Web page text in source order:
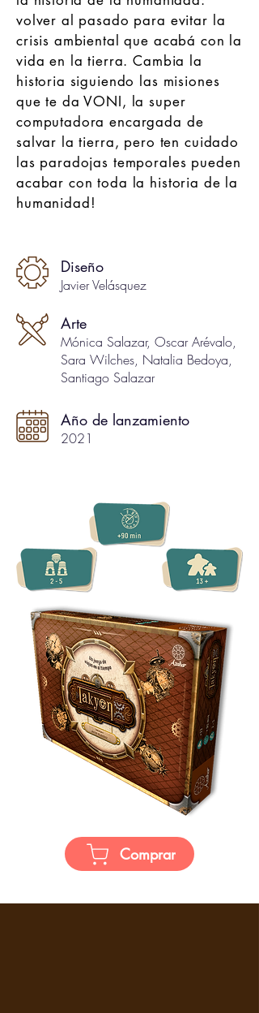
volver al pasado para evitar la
crisis ambiental que acabá con la
vida en la tierra. Cambia la
historia siguiendo las misiones
que te da VONI, la super
computadora encargada de
salvar la tierra, pero ten cuidado
las paradojas temporales pueden
acabar con toda la historia de la
humanidad!
Diseño
Javier Velásquez
Arte
Mónica Salazar, Oscar Arévalo,
Sara Wilches, Natalia Bedoya,
Santiago Salazar
Año de lanzamiento
2021
Comprar